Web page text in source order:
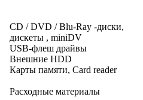
CD / DVD / Blu-Ray -диски,
дискеты , miniDV
USB-флеш драйвы
Внешние HDD
Карты памяти, Card reader
Расходные материалы